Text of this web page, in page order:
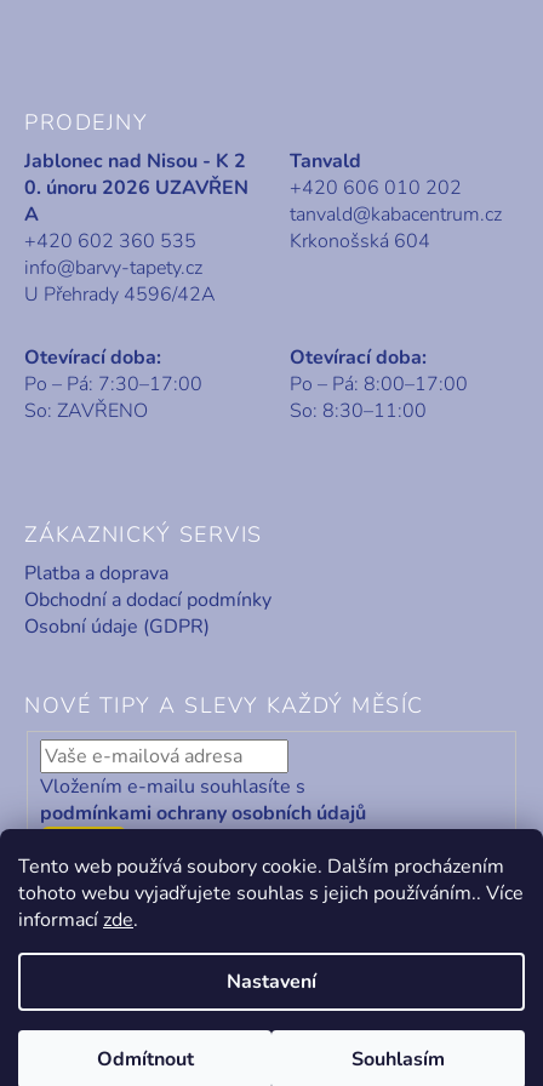
Tento web používá soubory cookie. Dalším procházením
tohoto webu vyjadřujete souhlas s jejich používáním.. Více
informacízde.
Nastavení
Odmítnout Souhlasím
PRODEJNY
Jablonec nad Nisou - K 2
0. únoru 2026 UZAVŘEN
A
+420 602 360 535
info@barvy-tapety.cz
U Přehrady 4596/42A
Tanvald
+420 606 010 202
tanvald@kabacentrum.cz
Krkonošská 604
Otevírací doba:
Po – Pá: 7:30–17:00
So: ZAVŘENO
Otevírací doba:
Po – Pá: 8:00–17:00
So: 8:30–11:00
ZÁKAZNICKÝ SERVIS
Platba a doprava
Obchodní a dodací podmínky
Osobní údaje (GDPR)
NOVÉ TIPY A SLEVY KAŽDÝ MĚSÍC
Vložením e-mailu souhlasíte s
podmínkami ochrany osobních údajů
ODEBÍRAT
Vytvořil Shoptet&PekneWeby
Copyright 2026
. Všechna práva